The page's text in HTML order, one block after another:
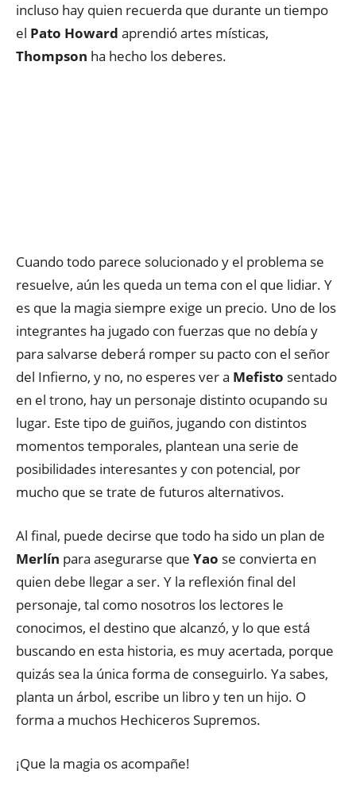
incluso hay quien recuerda que durante un tiempo
el Pato Howard aprendió artes místicas,
Thompson ha hecho los deberes.
Cuando todo parece solucionado y el problema se
resuelve, aún les queda un tema con el que lidiar. Y
es que la magia siempre exige un precio. Uno de los
integrantes ha jugado con fuerzas que no debía y
para salvarse deberá romper su pacto con el señor
del Infierno, y no, no esperes ver a Mefisto sentado
en el trono, hay un personaje distinto ocupando su
lugar. Este tipo de guiños, jugando con distintos
momentos temporales, plantean una serie de
posibilidades interesantes y con potencial, por
mucho que se trate de futuros alternativos.
Al final, puede decirse que todo ha sido un plan de
Merlín para asegurarse que Yao se convierta en
quien debe llegar a ser. Y la reflexión final del
personaje, tal como nosotros los lectores le
conocimos, el destino que alcanzó, y lo que está
buscando en esta historia, es muy acertada, porque
quizás sea la única forma de conseguirlo. Ya sabes,
planta un árbol, escribe un libro y ten un hijo. O
forma a muchos Hechiceros Supremos.
¡Que la magia os acompañe!